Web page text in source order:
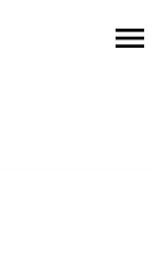
menu